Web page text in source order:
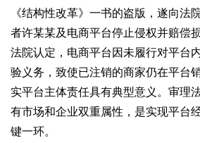
《结构性改革》一书的盗版，遂向法
者许某某及电商平台停止侵权并赔偿
法院认定，电商平台因未履行对平台
验义务，致使已注销的商家仍在平台
实平台主体责任具有典型意义。审理
有市场和企业双重属性，是实现平台
键一环。